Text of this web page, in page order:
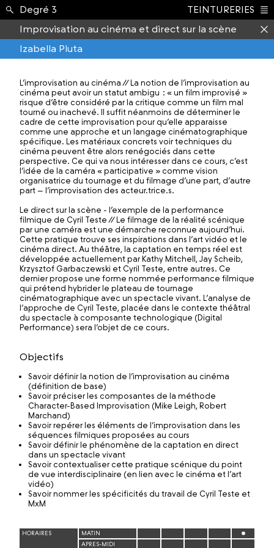
Enseignement ›
Degré 3
TEINTURERIES
Index
Improvisation au cinéma et direct sur la scène
Izabella Pluta
L’improvisation au cinéma // La notion de l’improvisation au
cinéma peut avoir un statut ambigu : « un film improvisé »
risque d’être considéré par la critique comme un film mal
tourné ou inachevé. Il suffit néanmoins de déterminer le
cadre de cette improvisation pour qu’elle apparaisse
comme une approche et un langage cinématographique
spécifique. Les matériaux concrets voir techniques du
cinéma peuvent être alors renégociés dans cette
perspective. Ce qui va nous intéresser dans ce cours, c’est
l’idée de la caméra « participative » comme vision
organisatrice du tournage et du filmage d’une part, d’autre
part – l’improvisation des acteur.trice.s.
Le direct sur la scène - l’exemple de la performance
filmique de Cyril Teste // Le filmage de la réalité scénique
par une caméra est une démarche reconnue aujourd’hui.
Cette pratique trouve ses inspirations dans l’art vidéo et le
cinéma direct. Au théâtre, la captation en temps réel est
développée actuellement par Kathy Mitchell, Jay Scheib,
Krzysztof Garbaczewski et Cyril Teste, entre autres. Ce
dernier propose une forme nommée performance filmique
qui prétend hybrider le plateau de tournage
cinématographique avec un spectacle vivant. L’analyse de
l’approche de Cyril Teste, placée dans le contexte théâtral
du spectacle à composante technologique (Digital
Performance) sera l’objet de ce cours.
Objectifs
Savoir définir la notion de l’improvisation au cinéma
(définition de base)
Savoir préciser les composantes de la méthode
Character-Based Improvisation (Mike Leigh, Robert
Marchand)
Savoir repérer les éléments de l’improvisation dans les
séquences filmiques proposées au cours
Savoir définir le phénomène de la captation en direct
dans un spectacle vivant
Savoir contextualiser cette pratique scénique du point
de vue interdisciplinaire (en lien avec le cinéma et l’art
vidéo)
Savoir nommer les spécificités du travail de Cyril Teste et
MxM
HORAIRES
MATIN
APRES-MIDI